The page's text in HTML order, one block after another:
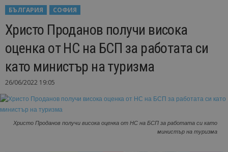
БЪЛГАРИЯ
СОФИЯ
Христо Проданов получи висока
оценка от НС на БСП за работата си
като министър на туризма
26/06/2022 19:05
Христо Проданов получи висока оценка от НС на БСП за работата си като
министър на туризма